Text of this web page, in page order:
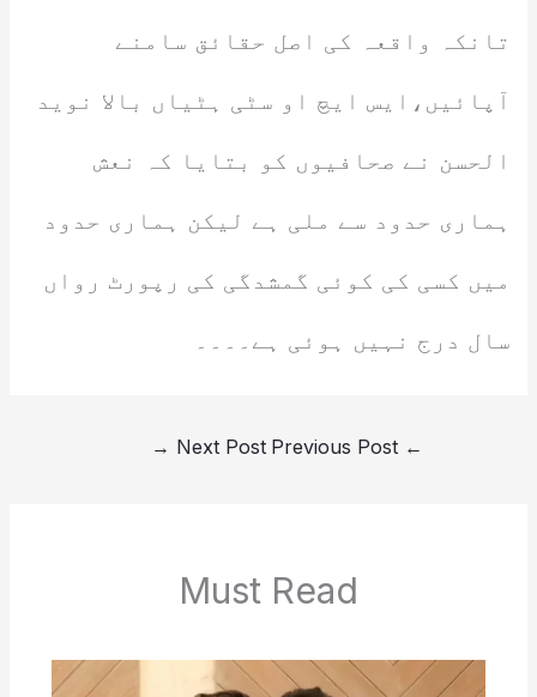
تانکہ واقعہ کی اصل حقائق سامنے
آپائیں،ایس ایچ او سٹی ہٹیاں بالا نوید
الحسن نے صحافیوں کو بتایا کہ نعش
ہماری حدود سے ملی ہے لیکن ہماری حدود
میں کسی کی کوئی گمشدگی کی رپورٹ رواں
سال درج نہیں ہوئی ہے۔۔۔۔
←
Next Post
→
Must Read